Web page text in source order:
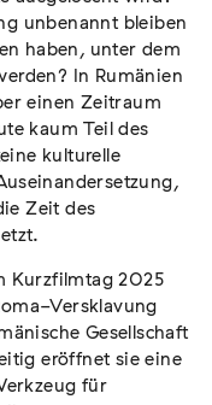
Darmstadt
–
unbenannt bleiben
haben, unter dem
In Rumänien
einen Zeitraum
kaum Teil des
kulturelle
Zeit des
Kurzfilmtag 2025
Versklavung
Gesellschaft
eröffnet sie eine
für